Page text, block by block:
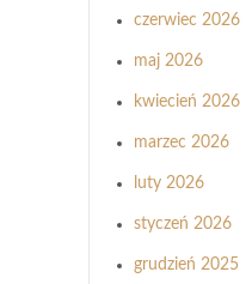
czerwiec 2026
maj 2026
kwiecień 2026
marzec 2026
luty 2026
styczeń 2026
grudzień 2025